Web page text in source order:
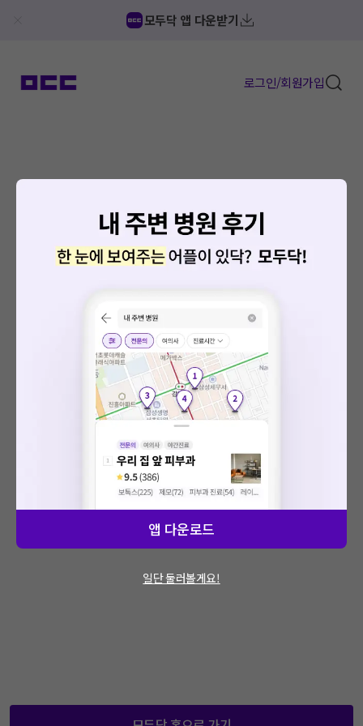
모두닥 앱 다운받기
로그인/회원가입
: 에러가 발생했습니다.
문제가 지속적으로 발생할 경우 모두닥 채널톡
을 통해 문의해주세요.
앱 다운로드
일단 둘러볼게요!